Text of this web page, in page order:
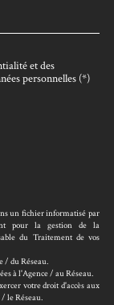
et des
personnelles (*)
un fichier informatisé par
pour la gestion de la
du Traitement de vos
/ du Réseau.
à l'Agence / au Réseau.
votre droit d'accès aux
le Réseau.